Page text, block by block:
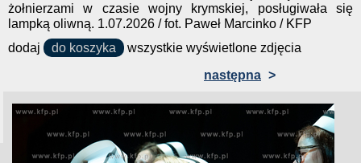
żołnierzami w czasie wojny krymskiej, posługiwała się
lampką oliwną. 1.07.2026 / fot. Paweł Marcinko / KFP
dodaj
do koszyka
wszystkie wyświetlone zdjęcia
następna >